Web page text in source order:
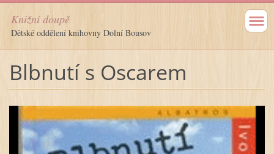
Knižní doupě
Dětské oddělení knihovny Dolní Bousov
Blbnutí s Oscarem